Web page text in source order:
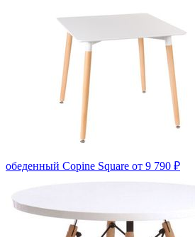
обеденный Copine Square от 9 790 ₽